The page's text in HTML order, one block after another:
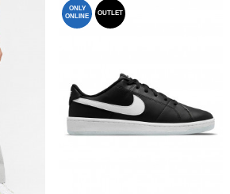
ONLY
ONLINE
OUTLET